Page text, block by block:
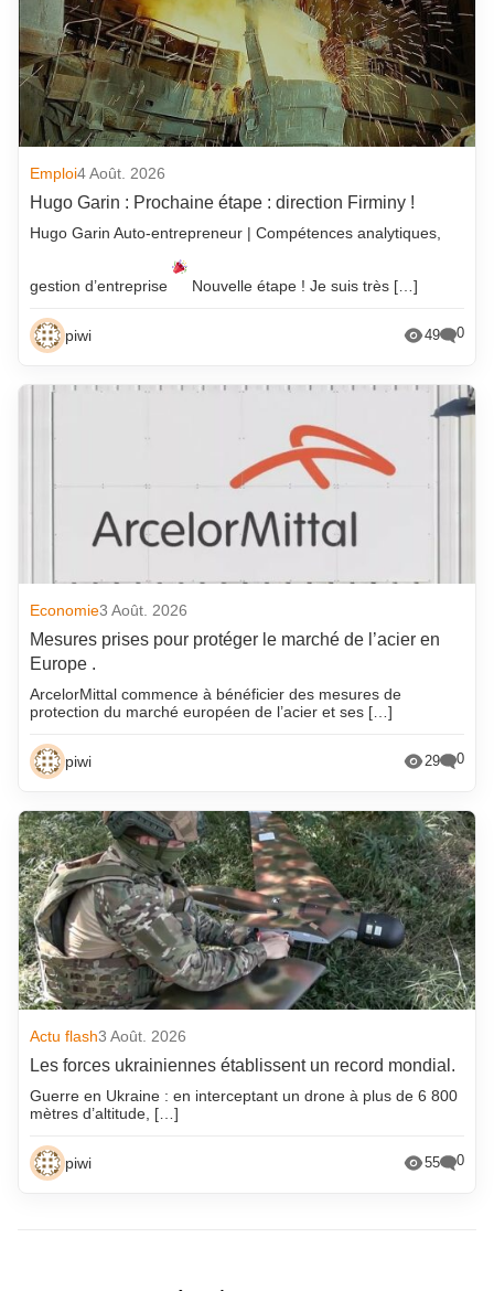
Emploi4 Août. 2026
Hugo Garin : Prochaine étape : direction Firminy !
Hugo Garin Auto-entrepreneur | Compétences analytiques,
gestion d’entreprise Nouvelle étape ! Je suis très […]
piwi 49 0
Economie3 Août. 2026
Mesures prises pour protéger le marché de l’acier en
Europe .
ArcelorMittal commence à bénéficier des mesures de
protection du marché européen de l’acier et ses […]
piwi 29 0
Actu flash3 Août. 2026
Les forces ukrainiennes établissent un record mondial.
Guerre en Ukraine : en interceptant un drone à plus de 6 800
mètres d’altitude, […]
piwi 55 0